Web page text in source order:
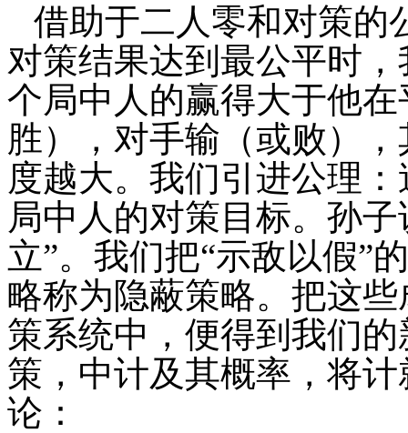
借助于二人零和对策的
对策结果达到最公平时
个局中人的赢得大于他
胜），对手输（或败）
度越大。我们引进公理
局中人的对策目标。孙
立”。我们把“示敌以假”
略称为隐蔽策略。把这
策系统中，便得到我们
策，中计及其概率，将
论：